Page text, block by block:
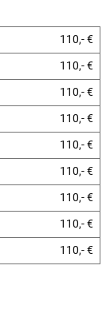
110,- €
110,- €
110,- €
110,- €
110,- €
110,- €
110,- €
110,- €
110,- €